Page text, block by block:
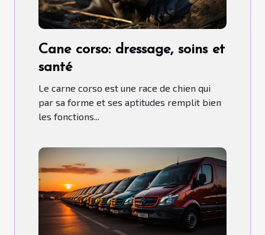
Cane corso: dressage, soins et
santé
Le carne corso est une race de chien qui
par sa forme et ses aptitudes remplit bien
les fonctions...